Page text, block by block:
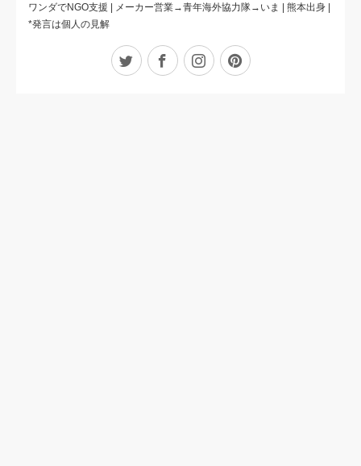
ワンダでNGO支援 | メーカー営業→青年海外協力隊→いま | 熊本出身 |
*発言は個人の見解
Twitter FacebookInstagramPinterest